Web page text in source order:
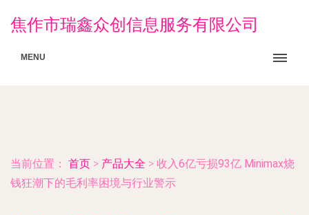
焦作市瑞鑫众创信息服务有限公司
MENU
当前位置： 首页 > 产品大全 > 收入6亿亏损93亿 Minimax烧
钱狂潮下的毛利率困境与行业警示